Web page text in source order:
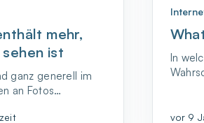
mehr,
ist
ganz generell im
an Fotos
ein wenig
In
vor 9